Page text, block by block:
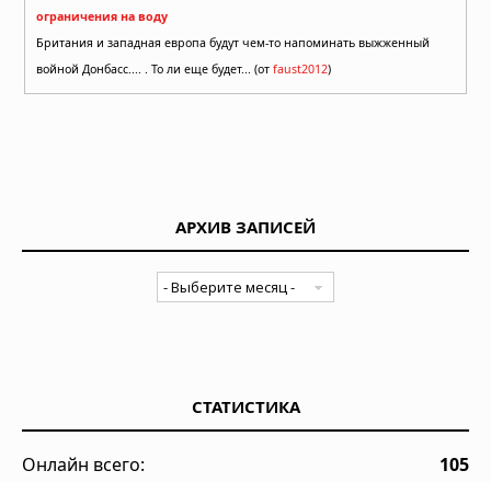
ограничения на воду
Британия и западная европа будут чем-то напоминать выжженный
войной Донбасс.... . То ли еще будет... (от faust2012)
АРХИВ ЗАПИСЕЙ
СТАТИСТИКА
Онлайн всего:
105